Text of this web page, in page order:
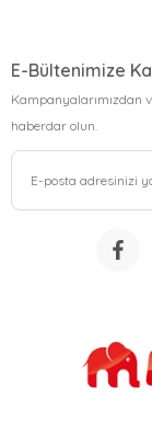
E-Bültenimize
Kampanyalarımızdan
haberdar olun.